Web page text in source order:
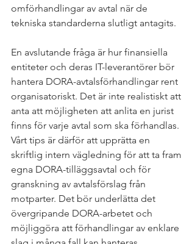
omförhandlingar av avtal när de
tekniska standarderna slutligt antagits.
En avslutande fråga är hur finansiella
entiteter och deras IT-leverantörer bör
hantera DORA-avtalsförhandlingar rent
organisatoriskt. Det är inte realistiskt att
anta att möjligheten att anlita en jurist
finns för varje avtal som ska förhandlas.
Vårt tips är därför att upprätta en
skriftlig intern vägledning för att ta fram
egna DORA-tilläggsavtal och för
granskning av avtalsförslag från
motparter. Det bör underlätta det
övergripande DORA-arbetet och
möjliggöra att förhandlingar av enklare